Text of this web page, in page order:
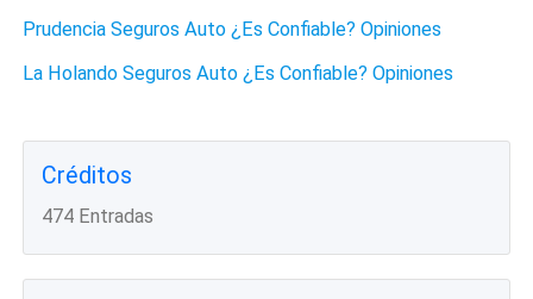
Prudencia Seguros Auto ¿Es Confiable? Opiniones
La Holando Seguros Auto ¿Es Confiable? Opiniones
Créditos
474 Entradas